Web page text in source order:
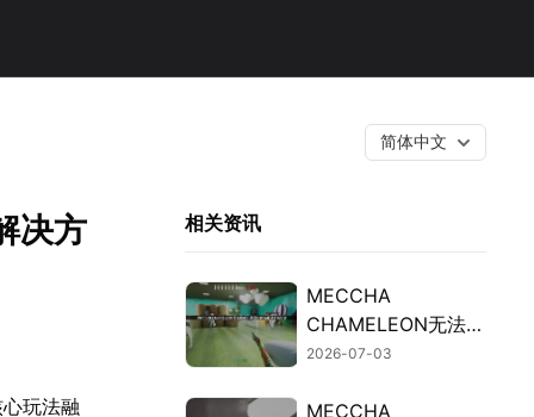
简体中文
决方
玩法融
相关资讯
MECCHA
CHAMELEON无法联
机的排查与修复攻
2026-07-03
MECCHA